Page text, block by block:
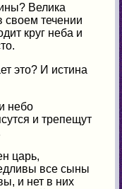
Велика
своем течении
круг неба и
это? И истина
небо
и трепещут
царь,
все сыны
и нет в них